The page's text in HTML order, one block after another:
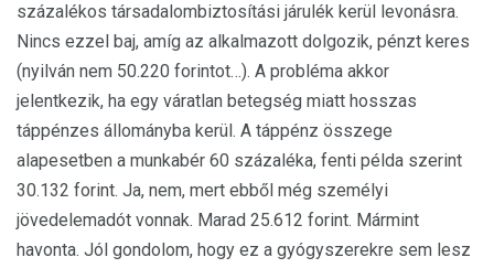
százalékos társadalombiztosítási járulék kerül levonásra.
Nincs ezzel baj, amíg az alkalmazott dolgozik, pénzt keres
(nyilván nem 50.220 forintot…). A probléma akkor
jelentkezik, ha egy váratlan betegség miatt hosszas
táppénzes állományba kerül. A táppénz összege
alapesetben a munkabér 60 százaléka, fenti példa szerint
30.132 forint. Ja, nem, mert ebből még személyi
jövedelemadót vonnak. Marad 25.612 forint. Mármint
havonta. Jól gondolom, hogy ez a gyógyszerekre sem lesz